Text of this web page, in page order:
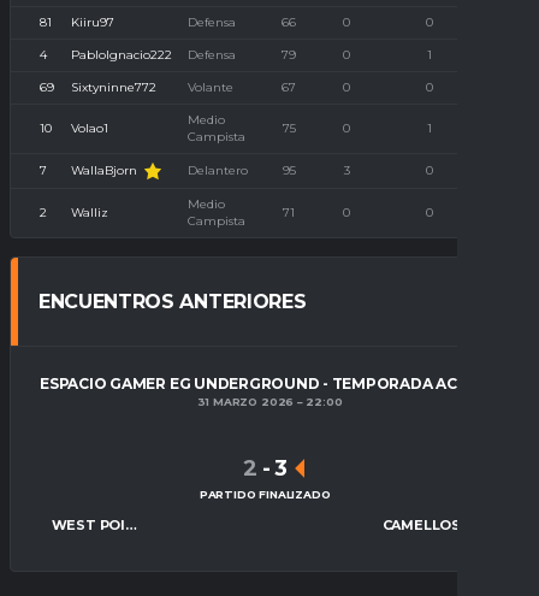
81 Kiiru97 Defensa 66 0 0
4 PabloIgnacio222 Defensa 79 0 1
69 Sixtyninne772 Volante 67 0 0
10 Volao1
Medio
Campista
75 0 1
7 WallaBjorn Delantero 95 3 0
2 Walliz
Medio
Campista
71 0 0
ENCUENTROS ANTERIORES
ESPACIO GAMER EG UNDERGROUND - TEMPORADA ACTUAL
31 MARZO 2026 22:00
WEST POINT FC
2 -3
PARTIDO FINALIZADO